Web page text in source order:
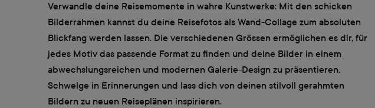
Verwandle deine Reisemomente in wahre Kunstwerke: Mit den schicken
Bilderrahmen kannst du deine Reisefotos als Wand-Collage zum absoluten
Blickfang werden lassen. Die verschiedenen Grössen ermöglichen es dir, für
jedes Motiv das passende Format zu finden und deine Bilder in einem
abwechslungsreichen und modernen Galerie-Design zu präsentieren.
Schwelge in Erinnerungen und lass dich von deinen stilvoll gerahmten
Bildern zu neuen Reiseplänen inspirieren.